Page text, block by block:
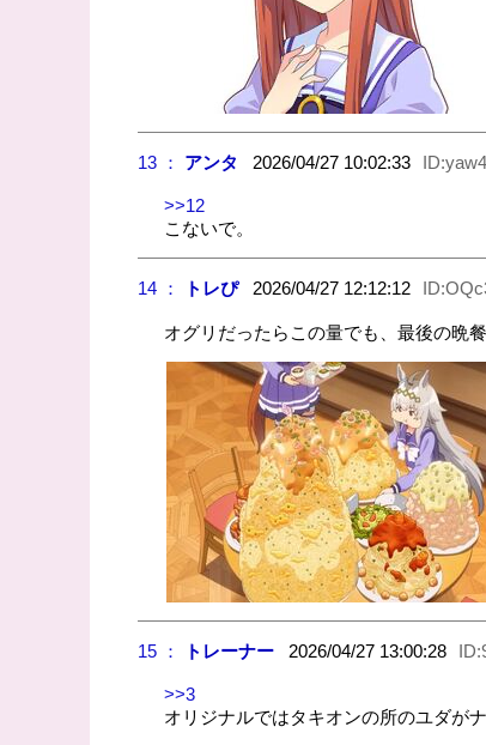
13 ： アンタ 2026/04/27 10:02:33
>>12
こないで。
14 ： トレぴ2026/04/27 12:12:12
オグリだったらこの量でも、最後の晩
15 ： トレーナー2026/04/27 13:00:28
>>3
オリジナルではタキオンの所のユダが